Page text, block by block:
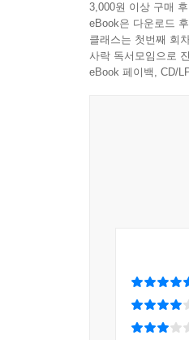
3,000원 이상 구매
eBook은 다운로드
클래스는 첫번째 회
사락 독서모임으로
eBook 페이백, CD/